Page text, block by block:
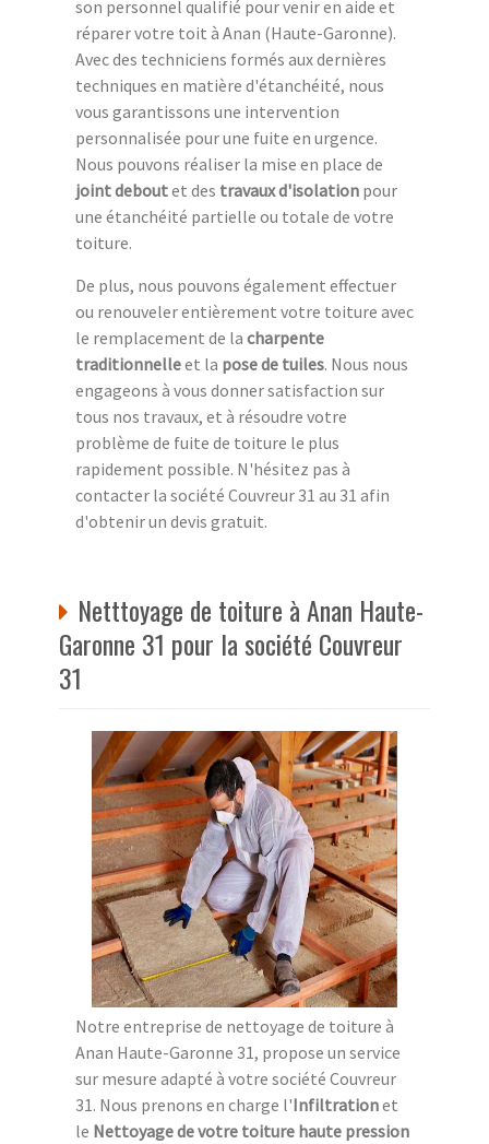
son personnel qualifié pour venir en aide et
réparer votre toit à Anan (Haute-Garonne).
Avec des techniciens formés aux dernières
techniques en matière d'étanchéité, nous
vous garantissons une intervention
personnalisée pour une fuite en urgence.
Nous pouvons réaliser la mise en place de
joint deboutet des travaux d'isolation pour
une étanchéité partielle ou totale de votre
toiture.
De plus, nous pouvons également effectuer
ou renouveler entièrement votre toiture avec
le remplacement de la charpente
traditionnelleet la pose de tuiles. Nous nous
engageons à vous donner satisfaction sur
tous nos travaux, et à résoudre votre
problème de fuite de toiture le plus
rapidement possible. N'hésitez pas à
contacter la société Couvreur 31 au 31 afin
d'obtenir un devis gratuit.
Netttoyage de toiture à Anan Haute-
Garonne 31 pour la société Couvreur
31
Notre entreprise de nettoyage de toiture à
Anan Haute-Garonne 31, propose un service
sur mesure adapté à votre société Couvreur
31. Nous prenons en charge l'Infiltrationet
le Nettoyage de votre toiture haute pression